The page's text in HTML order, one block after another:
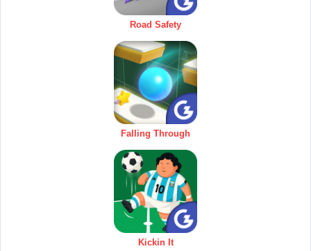
Road Safety
Falling Through
Kickin It